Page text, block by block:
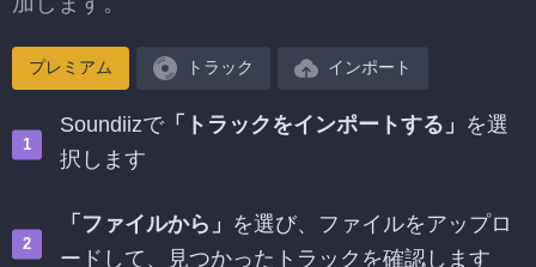
プレミアム トラック インポート
Soundiizで「トラックをインポートする」 を選
択します
「ファイルから」 を選び、ファイルをアップロ
ードして、見つかったトラックを確認します